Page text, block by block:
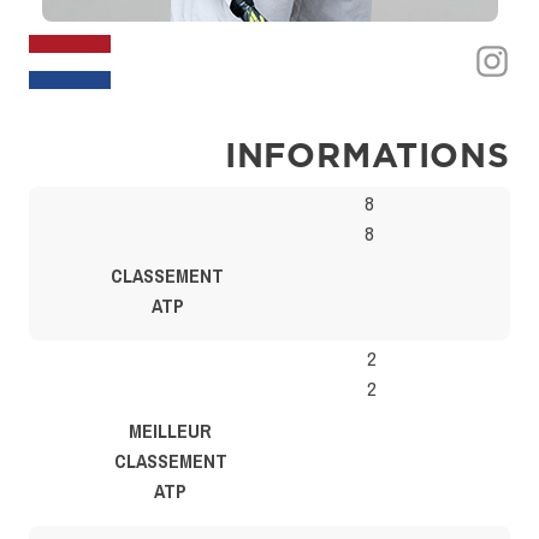
INFORMATIONS
CLASSEMENT
ATP
8
8
MEILLEUR
CLASSEMENT
ATP
2
2